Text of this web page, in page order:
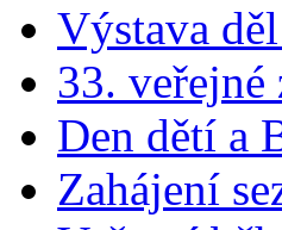
Výstava
33. veřejné
Den dětí a
Zahájení